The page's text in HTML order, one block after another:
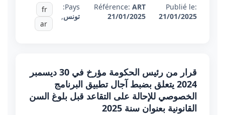
Publié le:
21/01/2025
Référence:ART
21/01/2025
Pays:
تونس,
fr
ar
قرار من رئيس الحكومة مؤرخ في 30 ديسمبر
2024 يتعلق بضبط آجال تطبيق البرنامج
الخصوصي للإحالة على التقاعد قبل بلوغ السن
القانونية بعنوان سنة 2025